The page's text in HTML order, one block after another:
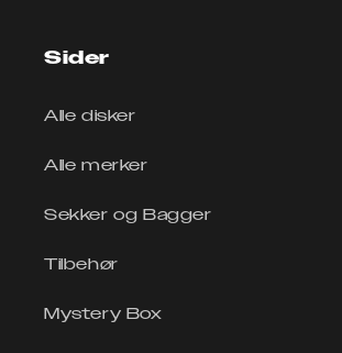
Sider
Alle disker
Alle merker
Sekker og Bagger
Tilbehør
Mystery Box